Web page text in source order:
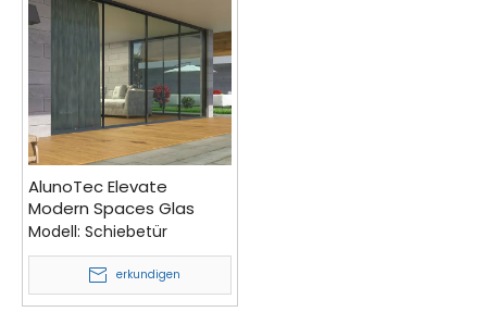
AlunoTec Elevate
Modern Spaces Glas
erhöht die Sicherheit.
Ultraschlanke
Glasschiebetür mit
Rahmen
Modell: Schiebetür
erkundigen